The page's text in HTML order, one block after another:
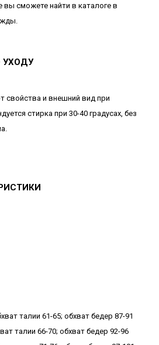
вы сможете найти в каталоге в
УХОДУ
свойства и внешний вид при
стирка при 30-40 градусах, без
талии 61-65; обхват бедер 87-91
талии 66-70; обхват бедер 92-96